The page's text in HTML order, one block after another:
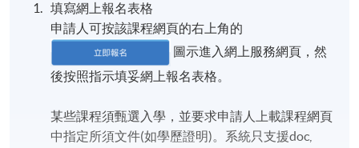
填寫網上報名表格
申請人可按該課程網頁的右上角的
圖示進入網上服務網頁，然
後按照指示填妥網上報名表格。
某些課程須甄選入學，並要求申請人上載課程網頁
中指定所須文件(如學歷證明)。系統只支援doc,